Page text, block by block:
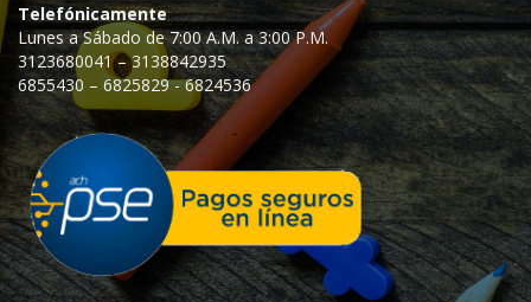
Telefónicamente
Lunes a Sábado de 7:00 A.M. a 3:00 P.M.
3123680041 – 3138842935
6855430 – 6825829 - 6824536